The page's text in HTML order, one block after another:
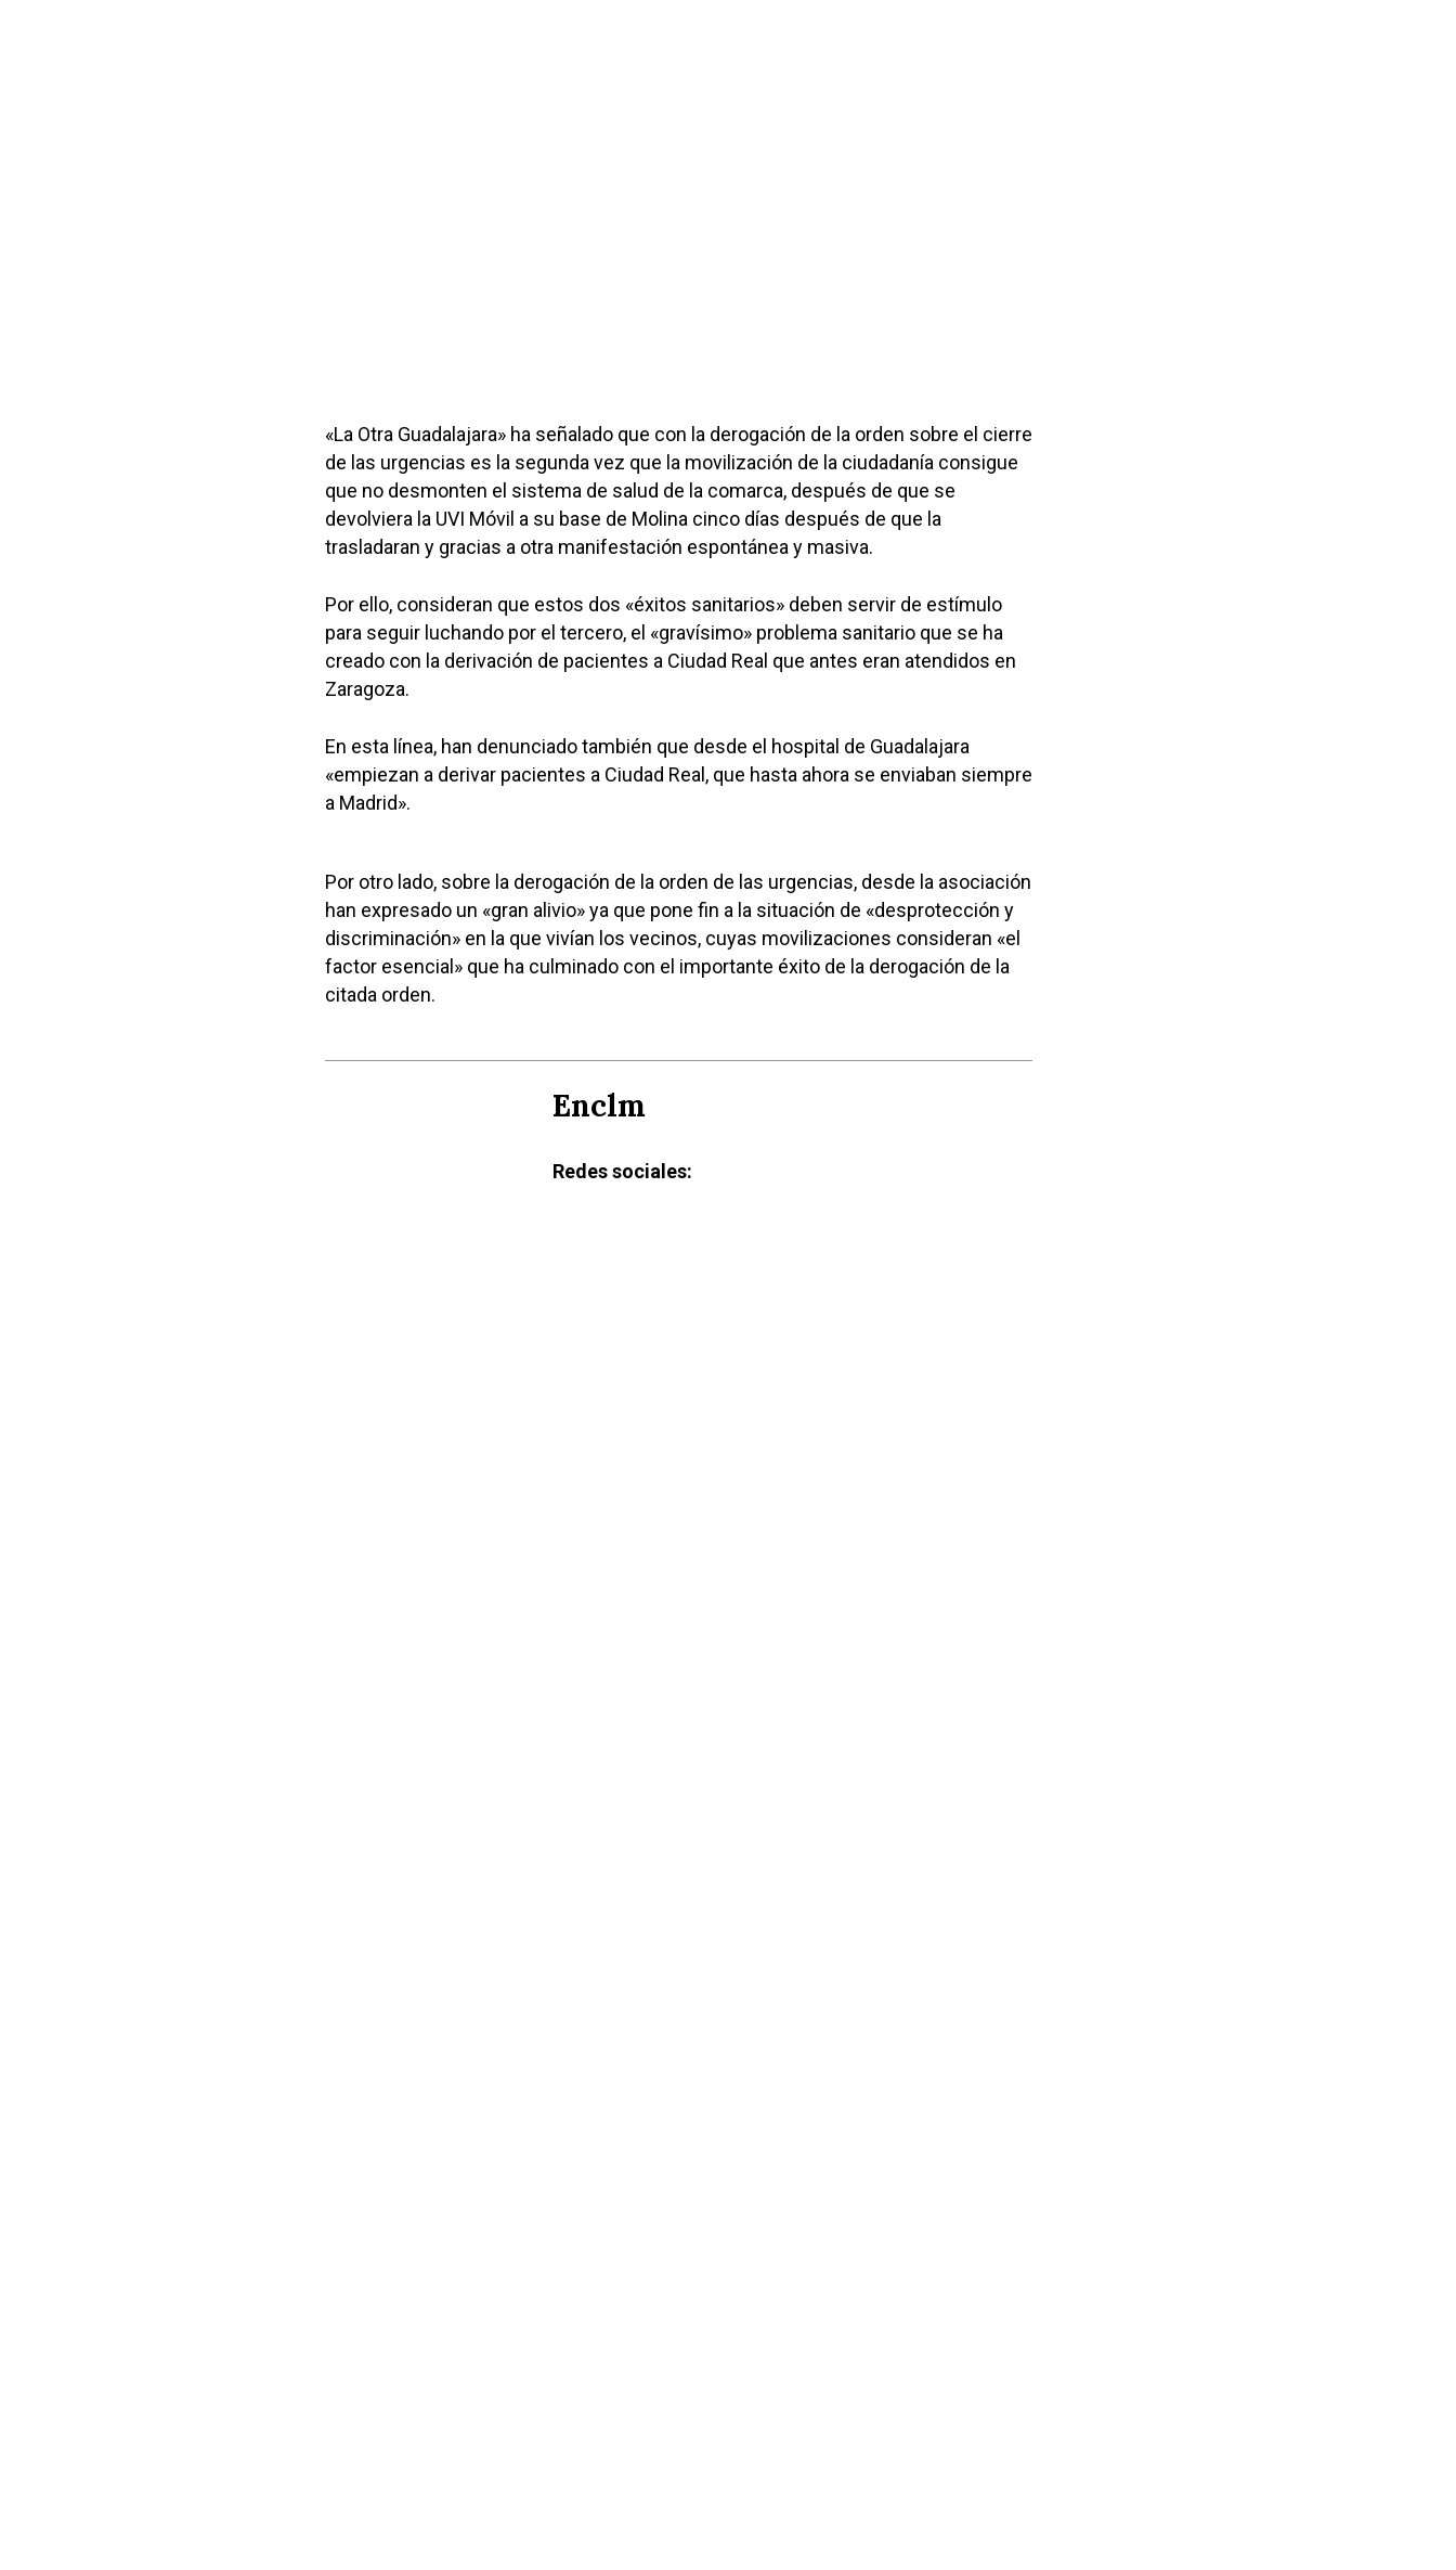
«La Otra Guadalajara» ha señalado que con la derogación de la orden sobre el cierre
de las urgencias es la segunda vez que la movilización de la ciudadanía consigue
que no desmonten el sistema de salud de la comarca, después de que se
devolviera la UVI Móvil a su base de Molina cinco días después de que la
trasladaran y gracias a otra manifestación espontánea y masiva.
Por ello, consideran que estos dos «éxitos sanitarios» deben servir de estímulo
para seguir luchando por el tercero, el «gravísimo» problema sanitario que se ha
creado con la derivación de pacientes a Ciudad Real que antes eran atendidos en
Zaragoza.
En esta línea, han denunciado también que desde el hospital de Guadalajara
«empiezan a derivar pacientes a Ciudad Real, que hasta ahora se enviaban siempre
a Madrid».
Por otro lado, sobre la derogación de la orden de las urgencias, desde la asociación
han expresado un «gran alivio» ya que pone fin a la situación de «desprotección y
discriminación» en la que vivían los vecinos, cuyas movilizaciones consideran «el
factor esencial» que ha culminado con el importante éxito de la derogación de la
citada orden.
Enclm
Redes sociales: